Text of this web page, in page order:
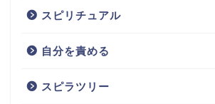
スピリチュアル
自分を責める
スピラツリー